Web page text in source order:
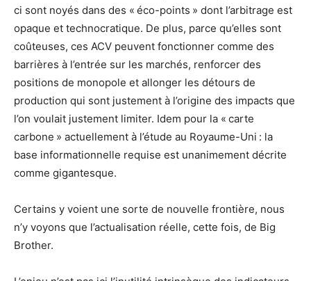
ci sont noyés dans des « éco-points » dont l’arbitrage est
opaque et technocratique. De plus, parce qu’elles sont
coûteuses, ces ACV peuvent fonctionner comme des
barrières à l’entrée sur les marchés, renforcer des
positions de monopole et allonger les détours de
production qui sont justement à l’origine des impacts que
l’on voulait justement limiter. Idem pour la « carte
carbone » actuellement à l’étude au Royaume-Uni : la
base informationnelle requise est unanimement décrite
comme gigantesque.
Certains y voient une sorte de nouvelle frontière, nous
n’y voyons que l’actualisation réelle, cette fois, de Big
Brother.